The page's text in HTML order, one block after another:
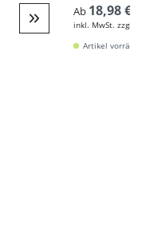
Weiter zur Detail
Ab 18,98 €
inkl. MwSt. zzgl.
Artikel vorrätig